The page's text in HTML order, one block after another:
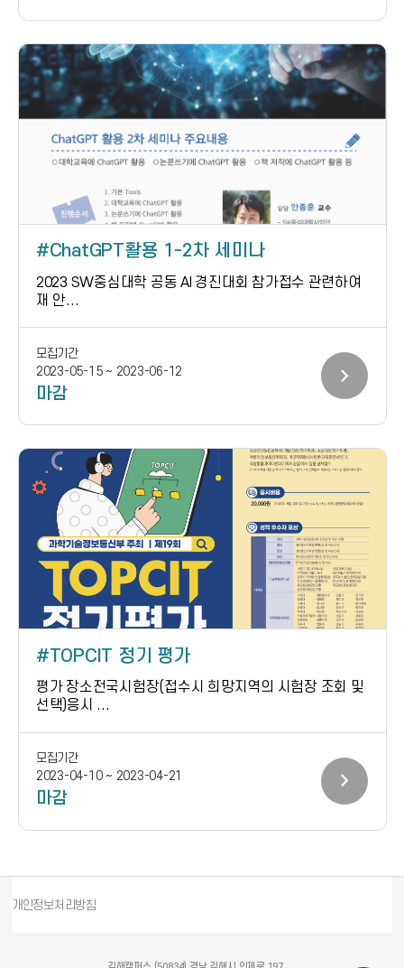
ChatGPT활용 1-2차 세미나
2023 SW중심대학 공동 AI 경진대회 참가접수 관련하여
재 안...
모집기간
2023-05-15 ~ 2023-06-12
마감
chevron_right
TOPCIT 정기 평가
평가 장소전국시험장(접수시 희망지역의 시험장 조회 및
선택)응시 ...
모집기간
2023-04-10 ~ 2023-04-21
마감
chevron_right
개인정보처리방침